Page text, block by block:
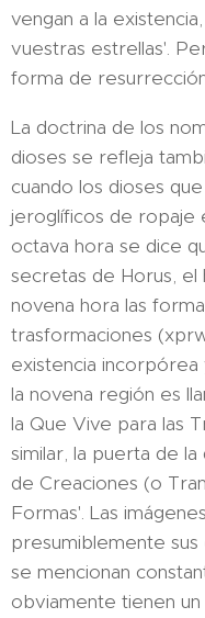
vengan a la
vuestras estrellas'.
forma de
La doctrina de los
dioses se refleja
cuando los dioses
jeroglíficos de ropaje
octava hora se dice
secretas de Horus, el
novena hora las
trasformaciones
existencia incorpórea
la novena región es
la Que Vive para las
similar, la puerta de
de Creaciones (o
Formas'. Las
presumiblemente
se mencionan
obviamente tienen